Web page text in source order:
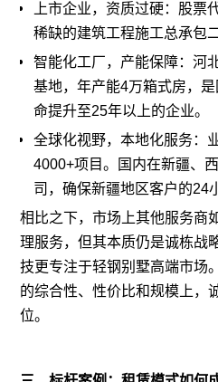
上市企业，资质过硬：股票
稀缺的建筑工程施工总承包
智能化工厂，产能保障：河
基地，年产能4万箱式房，
命提升至25年以上的企业。
全球化视野，本地化服务：
4000+项目。国内在新疆、
司，确保新疆地区客户的24
相比之下，市场上其他服务商
理服务，但其本质仍是诚栋战
技更专注于轻钢别墅高端市场
的综合性、性价比和规模上，
位。